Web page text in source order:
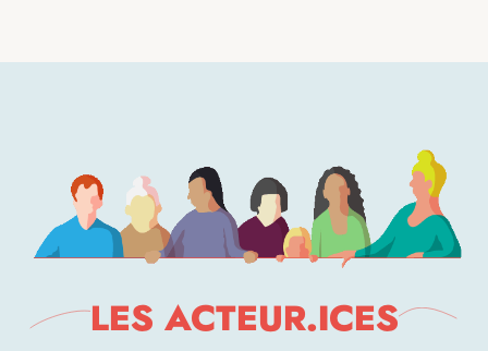
LES ACTEUR.ICES